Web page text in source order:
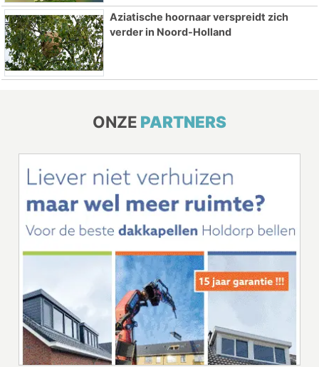
Aziatische hoornaar verspreidt zich
verder in Noord-Holland
ONZE PARTNERS